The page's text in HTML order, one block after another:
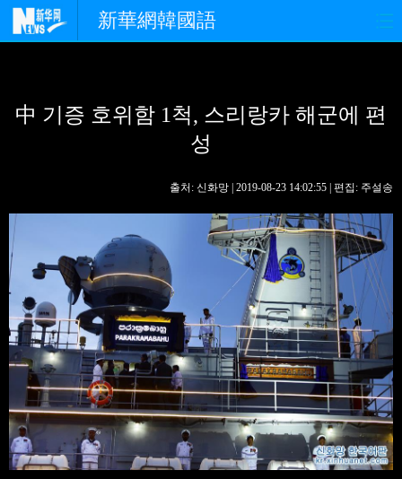
新華網韓國語
경제 사회 포토
핫 TV
생생 중국어
中 기증 호위함 1척, 스리랑카 해군에 편
성
출처: 신화망 | 2019-08-23 14:02:55 | 편집: 주설송